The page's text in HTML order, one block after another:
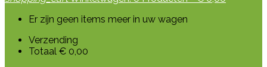
Er zijn geen items meer in uw wagen
Verzending
Totaal € 0,00